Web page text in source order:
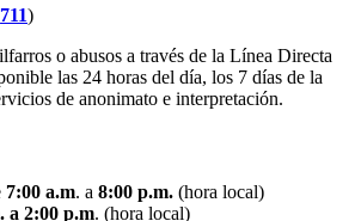
711)
o abusos a través de la Línea Directa
las 24 horas del día, los 7 días de la
de anonimato e interpretación.
7:00 a.m. a 8:00 p.m. (hora local)
a 2:00 p.m. (hora local)